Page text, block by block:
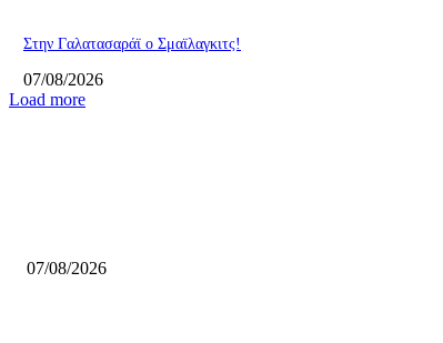
Στην Γαλατασαράϊ ο Σμαϊλαγκιτς!
07/08/2026
Load more
07/08/2026